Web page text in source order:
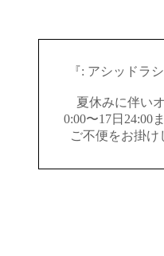
『: アシッドラ
夏休みに伴い
0:00〜17日24:00
ご不便をお掛